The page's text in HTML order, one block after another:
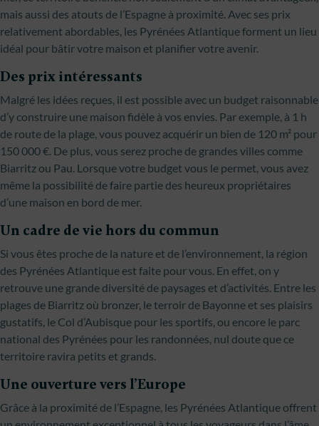
mais aussi des atouts de l’Espagne à proximité. Avec ses prix
relativement abordables, les Pyrénées Atlantique forment un lieu
idéal pour bâtir votre maison et planifier votre avenir.
Des prix intéressants
Malgré les idées reçues, il est possible avec un budget raisonnable
d’y construire une maison fidèle à vos envies. Par exemple, à 1 h
de route de la plage, vous pouvez acquérir un bien de 120 m² pour
150 000 €. De plus, vous serez proche de grandes villes comme
Biarritz ou Pau. Lorsque votre budget vous le permet, vous avez
même la possibilité de faire partie des heureux propriétaires
d’une maison en bord de mer.
Un cadre de vie hors du commun
Si vous êtes proche de la nature et de l’environnement, la région
des Pyrénées Atlantique est faite pour vous. En effet, on y
retrouve une grande diversité de paysages et d’activités. Entre les
plages de Biarritz où bronzer, le terroir de Bayonne et ses plaisirs
gustatifs, le Col d’Aubisque pour les sportifs, ou encore le parc
national des Pyrénées pour les randonnées, nul doute que ce
territoire ravira petits et grands.
Une ouverture vers l’Europe
Grâce à la proximité de l’Espagne, les Pyrénées Atlantique offrent